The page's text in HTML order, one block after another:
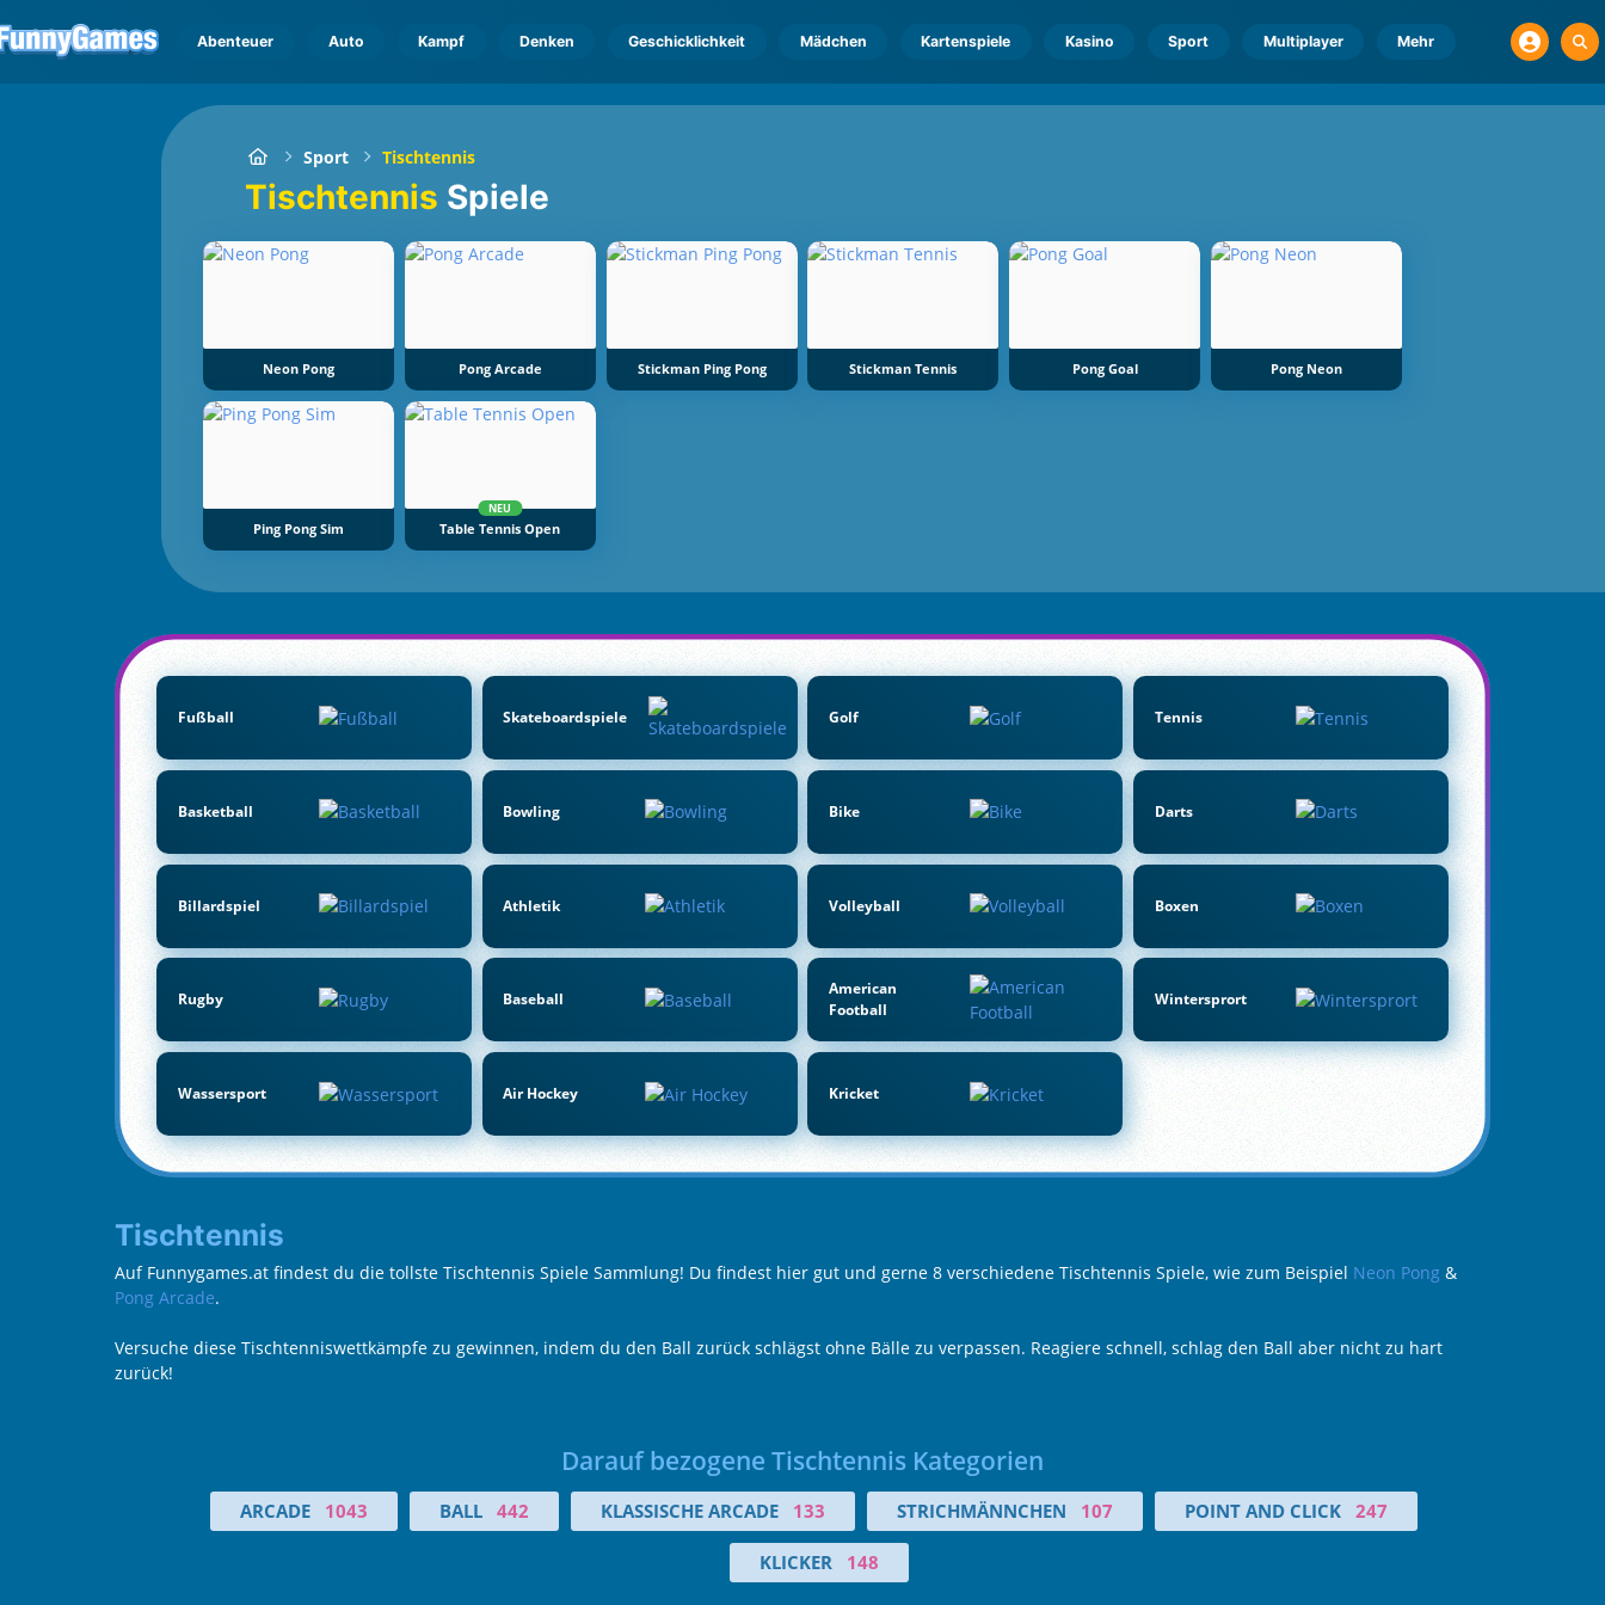
Abenteuer Auto Kampf Denken Geschicklichkeit Mädchen Kartenspiele Kasino Sport Multiplayer Mehr
Sport Tischtennis
Tischtennis Spiele
Neon Pong Pong Arcade Stickman Ping Pong Stickman Tennis Pong Goal Pong Neon
Ping Pong Sim
NEU
Table Tennis Open
Fußball Skateboardspiele Golf Tennis
Basketball Bowling Bike Darts
Billardspiel Athletik Volleyball Boxen
Rugby Baseball
American
Football
Wintersprort
Wassersport Air Hockey Kricket
Tischtennis
Auf Funnygames.at findest du die tollste Tischtennis Spiele Sammlung! Du findest hier gut und gerne 8 verschiedene Tischtennis Spiele, wie zum Beispiel Neon Pong &
Pong Arcade.
Versuche diese Tischtenniswettkämpfe zu gewinnen, indem du den Ball zurück schlägst ohne Bälle zu verpassen. Reagiere schnell, schlag den Ball aber nicht zu hart
zurück!
Darauf bezogene Tischtennis Kategorien
ARCADE 1043 BALL 442 KLASSISCHE ARCADE 133 STRICHMÄNNCHEN 107 POINT AND CLICK 247
KLICKER 148